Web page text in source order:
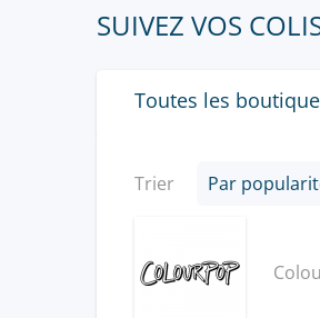
SUIVEZ VOS
Toutes les
Trier Par